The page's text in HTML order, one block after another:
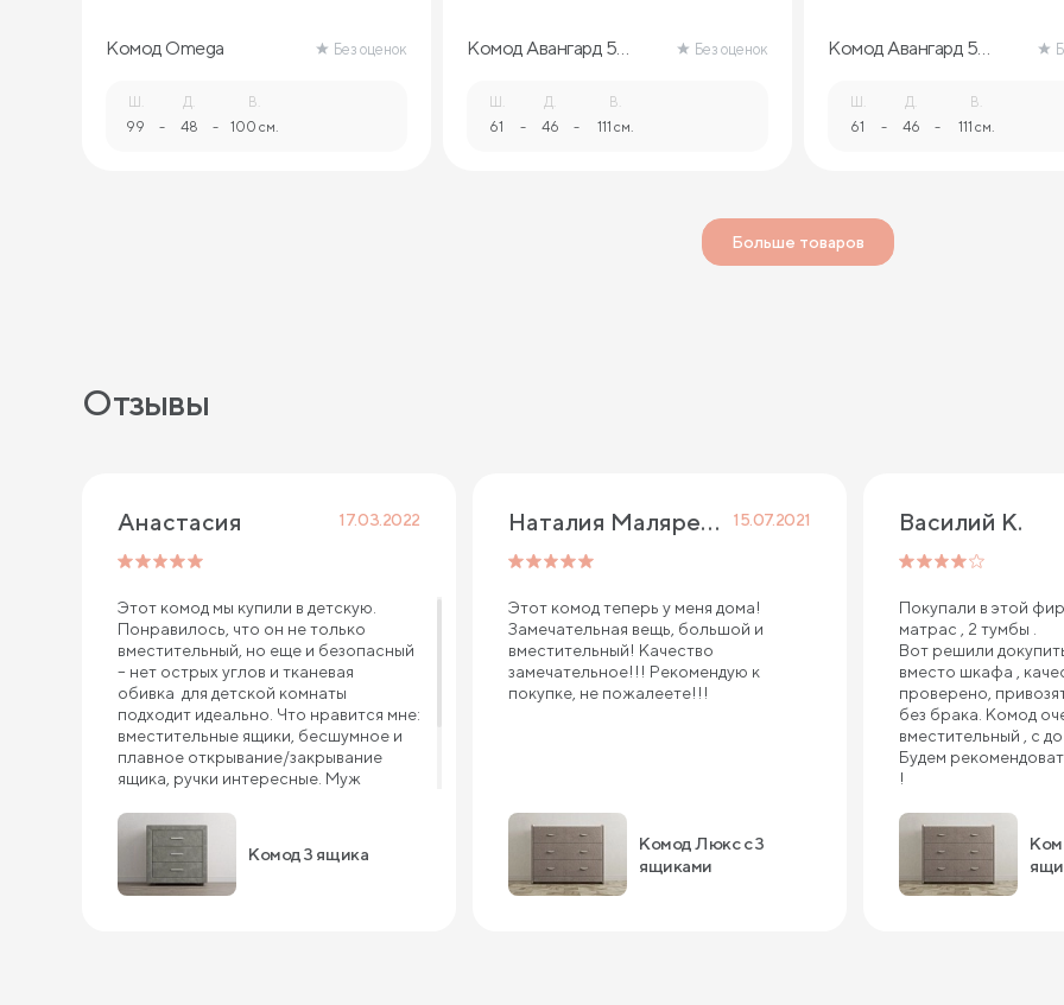
Комод Omega Без оценок
Ш.
99 -
Д.
48 -
В.
100 см.
Комод Авангард 5
Без оценок
Ш.
61 -
Д.
46 -
В.
111 см.
Комод Авангард 5
Ш.
61 -
Д.
46 -
В.
111 см.
Больше товаров
Отзывы
Анастасия 17.03.2022
Этот комод мы купили в детскую.
Понравилось, что он не только
вместительный, но еще и безопасный
– нет острых углов и тканевая
обивка для детской комнаты
подходит идеально. Что нравится мне:
вместительные ящики, бесшумное и
плавное открывание/закрывание
ящика, ручки интересные. Муж
удовольствие. Он все перебрал,
качество похвалил. Уверена, комод 3
ящика прослужит нам долго.
Комод 3 ящика
Наталия Маляренко 15.07.2021
Этот комод теперь у меня дома!
Замечательная вещь, большой и
вместительный! Качество
замечательное!!! Рекомендую к
покупке, не пожалеете!!!
Комод Люкс с 3
ящиками
Василий К.
Покупали в этой
матрас , 2 тумбы .
Вот решили
вместо шкафа ,
проверено,
без брака. Комод
вместительный , с
Будем
!